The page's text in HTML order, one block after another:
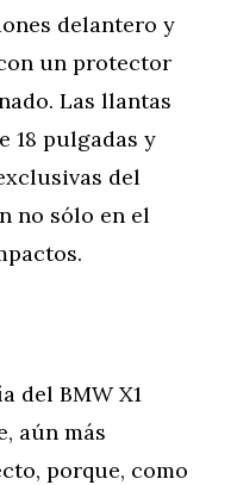
delantero y
un protector
Las llantas
18 pulgadas y
del
no sólo en el
del BMW X1
aún más
porque, como